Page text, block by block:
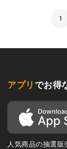
1
アプリ でお得
人気商品の抽選